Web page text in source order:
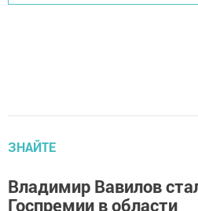
ЗНАЙТЕ
Владимир Вавилов
Госпремии в области